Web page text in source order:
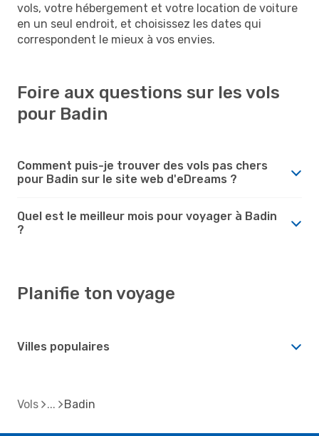
vols, votre hébergement et votre location de voiture
en un seul endroit, et choisissez les dates qui
correspondent le mieux à vos envies.
Foire aux questions sur les vols
pour Badin
Comment puis-je trouver des vols pas chers
pour Badin sur le site web d'eDreams ?
Quel est le meilleur mois pour voyager à Badin
?
Planifie ton voyage
Villes populaires
Vols Badin